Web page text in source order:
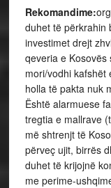
Rekomandime:
duhet të përkrahin
investimet drejt
qeveria e
mori/vodhi kafshët
holla të pakta nuk
Është alarmuese
tregtia e mallrave
më shtrenjt të
përveç ujit, birrës
duhet të krijojnë
me perime-